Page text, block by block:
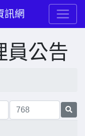
訊網
員公告